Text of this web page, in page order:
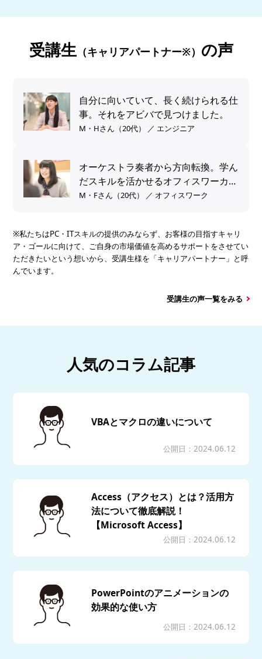
受講生（キャリアパートナー※） の声
自分に向いていて、長く続けられる仕
事。それをアビバで見つけました。
M・Hさん（20代） ／ エンジニア
オーケストラ奏者から方向転換。学ん
だスキルを活かせるオフィスワーカー
へ。
M・Fさん（20代） ／ オフィスワーク
※私たちはPC・ITスキルの提供のみならず、お客様の目指すキャリ
ア・ゴールに向けて、ご自身の市場価値を高めるサポートをさせてい
ただきたいという想いから、受講生様を「キャリアパートナー」と呼
んでいます。
受講生の声一覧をみる
人気のコラム記事
VBAとマクロの違いについて
公開日：2024.06.12
Access（アクセス）とは？活用方
法について徹底解説！
【Microsoft Access】
公開日：2024.06.12
PowerPointのアニメーションの
効果的な使い方
公開日：2024.06.12